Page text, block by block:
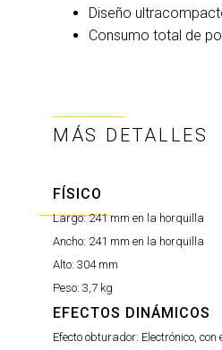
Diseño
Consumo total de
MÁS DETALLES
FÍSICO
Largo:241 mm en la horquilla
Ancho: 241 mm en la horquilla
Alto: 304 mm
Peso: 3,7 kg
EFECTOS DINÁMICOS
Efecto obturador: Electrónico,